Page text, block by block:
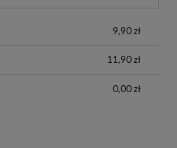
9,90 zł
11,90 zł
0,00 zł